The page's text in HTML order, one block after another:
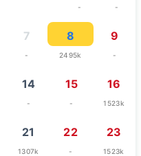
- -
7
-
8
2495k
9
-
14
-
15
-
16
1523k
21
1307k
22
-
23
1523k